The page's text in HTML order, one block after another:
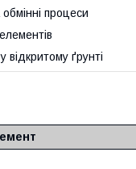
процеси
ґрунті